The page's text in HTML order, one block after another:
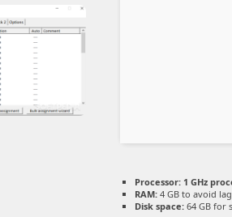
Processor:1 GHz
RAM:4 GB to avoid lag
Disk space:64 GB for